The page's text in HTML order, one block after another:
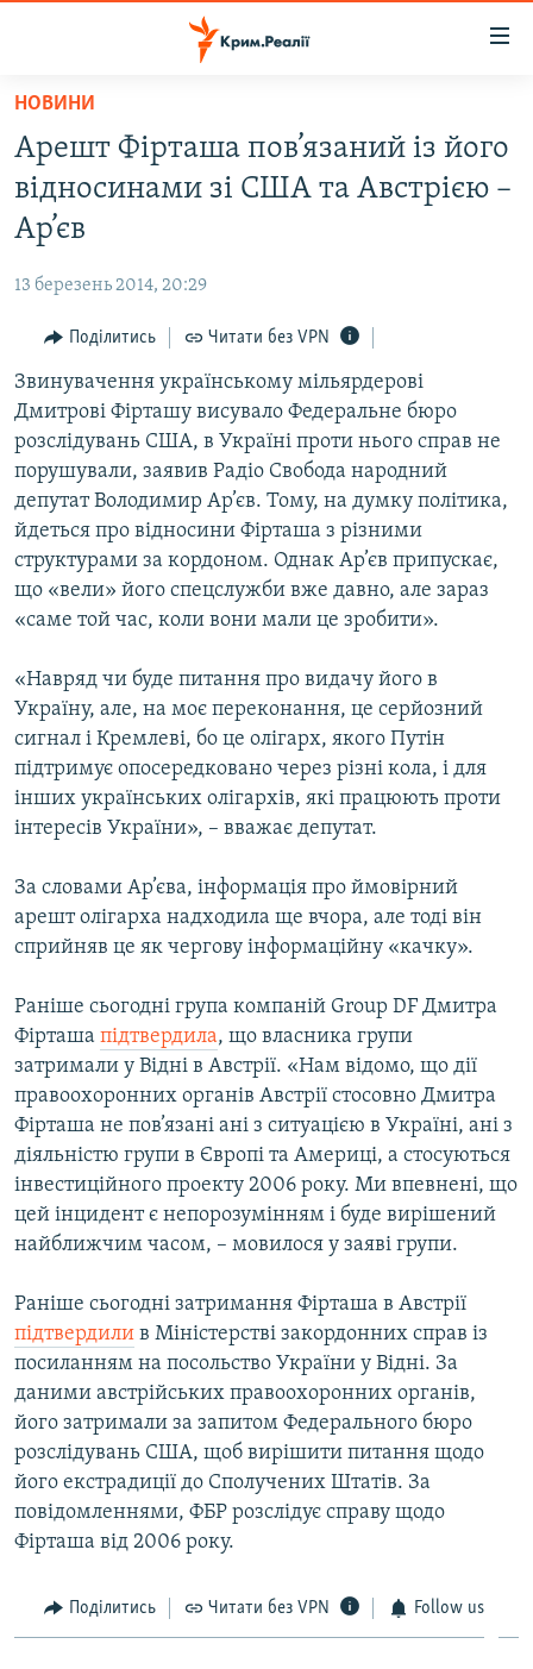
Перейти
основного
матеріалу
Перейти
до
основної
навігації
Перейти
пошуку
ВОДА.КРИМ
ВІДЕО ТА ФОТО
БЛОГИ
ПОГЛЯД
ІНТЕРВ'Ю
ВСЕ ЗА ДЕНЬ
СПЕЦПРОЕКТИ
ДЕПОРТАЦІЯ
ВІДЕОУРОКИ «ELIFBE»
СВІДЧЕННЯ ОКУПАЦІЇ
ІНФОГРАФІКА
ЯК ОБІЙТИ БЛОКУВАННЯ
Русский
Qırımtatar
ДОЛУЧАЙСЯ!
Усі сайти RFE/RL
НОВИНИ
Арешт Фірташа пов’язаний із його
відносинами зі США та Австрією –
Ар’єв
13 березень 2014, 20:29
Поділитись Читати без VPN
Звинувачення українському мільярдерові
Дмитрові Фірташу висувало Федеральне бюро
розслідувань США, в Україні проти нього справ не
порушували, заявив Радіо Свобода народний
депутат Володимир Ар’єв. Тому, на думку політика,
йдеться про відносини Фірташа з різними
структурами за кордоном. Однак Ар’єв припускає,
що «вели» його спецслужби вже давно, але зараз
«саме той час, коли вони мали це зробити».
«Навряд чи буде питання про видачу його в
Україну, але, на моє переконання, це серйозний
сигнал і Кремлеві, бо це олігарх, якого Путін
підтримує опосередковано через різні кола, і для
інших українських олігархів, які працюють проти
інтересів України», – вважає депутат.
За словами Ар’єва, інформація про ймовірний
арешт олігарха надходила ще вчора, але тоді він
сприйняв це як чергову інформаційну «качку».
Раніше сьогодні група компаній Group DF Дмитра
Фірташа підтвердила, що власника групи
затримали у Відні в Австрії. «Нам відомо, що дії
правоохоронних органів Австрії стосовно Дмитра
Фірташа не пов’язані ані з ситуацією в Україні, ані з
діяльністю групи в Європі та Америці, а стосуються
інвестиційного проекту 2006 року. Ми впевнені, що
цей інцидент є непорозумінням і буде вирішений
найближчим часом, – мовилося у заяві групи.
Раніше сьогодні затримання Фірташа в Австрії
підтвердили в Міністерстві закордонних справ із
посиланням на посольство України у Відні. За
даними австрійських правоохоронних органів,
його затримали за запитом Федерального бюро
розслідувань США, щоб вирішити питання щодо
його екстрадиції до Сполучених Штатів. За
повідомленнями, ФБР розслідує справу щодо
Фірташа від 2006 року.
Поділитись Читати без VPN Follow us